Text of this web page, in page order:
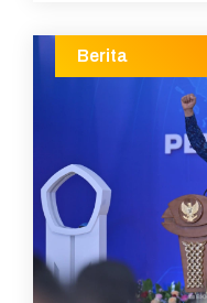
Berita